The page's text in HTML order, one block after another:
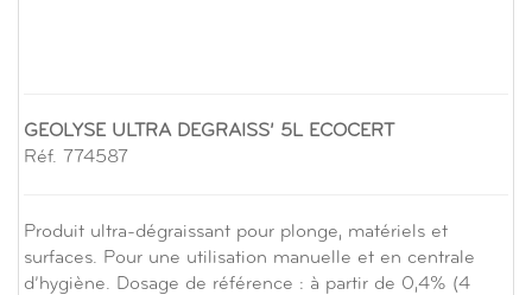
GEOLYSE ULTRA DEGRAISS’ 5L ECOCERT
Réf. 774587
Produit ultra-dégraissant pour plonge, matériels et
surfaces. Pour une utilisation manuelle et en centrale
d’hygiène. Dosage de référence : à partir de 0,4% (4